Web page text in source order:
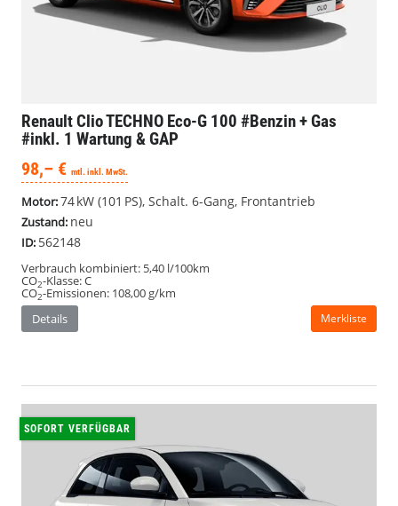
Renault ClioTECHNO Eco-G 100 #Benzin + Gas
#inkl. 1 Wartung & GAP
98,– € mtl. inkl. MwSt.
Motor:74 kW (101 PS), Schalt. 6-Gang, Frontantrieb
Zustand: neu
ID: 562148
Verbrauch kombiniert: 5,40 l/100km
CO2-Klasse:C
CO2-Emissionen: 108,00 g/km
Details
Merkliste
SOFORT VERFÜGBAR